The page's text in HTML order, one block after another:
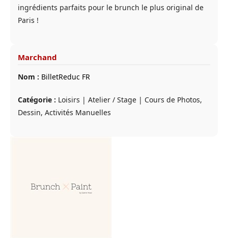
ingrédients parfaits pour le brunch le plus original de
Paris !
Marchand
Nom : BilletReduc FR
Catégorie : Loisirs | Atelier / Stage | Cours de Photos,
Dessin, Activités Manuelles